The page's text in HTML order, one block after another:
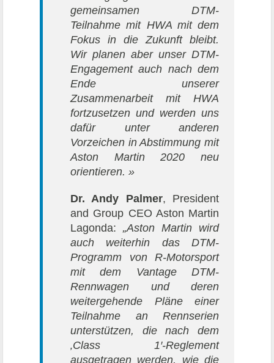
gemeinsamen DTM-
Teilnahme mit HWA mit dem
Fokus in die Zukunft bleibt.
Wir planen aber unser DTM-
Engagement auch nach dem
Ende unserer
Zusammenarbeit mit HWA
fortzusetzen und werden uns
dafür unter anderen
Vorzeichen in Abstimmung mit
Aston Martin 2020 neu
orientieren. »
Dr. Andy Palmer, President
and Group CEO Aston Martin
Lagonda: „Aston Martin wird
auch weiterhin das DTM-
Programm von R-Motorsport
mit dem Vantage DTM-
Rennwagen und deren
weitergehende Pläne einer
Teilnahme an Rennserien
unterstützen, die nach dem
‚Class 1′-Reglement
ausgetragen werden, wie die